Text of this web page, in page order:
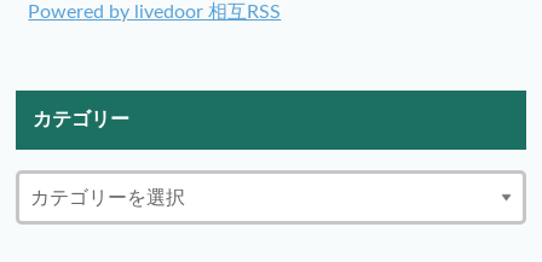
Powered by livedoor 相互RSS
カテゴリー